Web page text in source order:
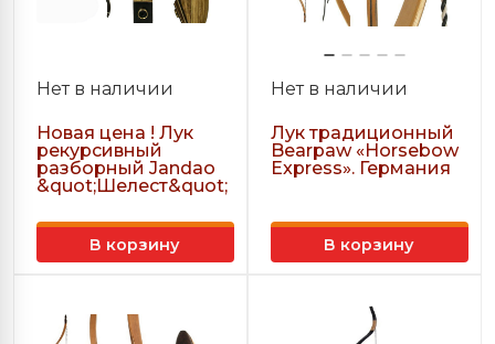
Нет в наличии
Новая цена ! Лук
рекурсивный
разборный Jandao
&quot;Шелест&quot;
В корзину
Нет в наличии
Лук традиционный
Bearpaw «Horsebow
Express». Германия
В корзину